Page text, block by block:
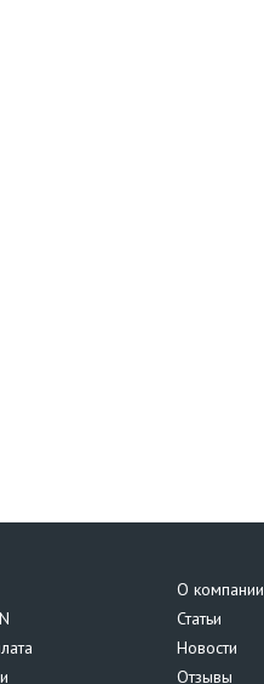
О компании
Статьи
Новости
Отзывы